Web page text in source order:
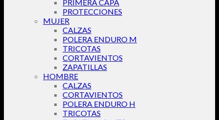
PRIMERA CAPA
PROTECCIONES
MUJER
CALZAS
POLERA ENDURO M
TRICOTAS
CORTAVIENTOS
ZAPATILLAS
HOMBRE
CALZAS
CORTAVIENTOS
POLERA ENDURO H
TRICOTAS